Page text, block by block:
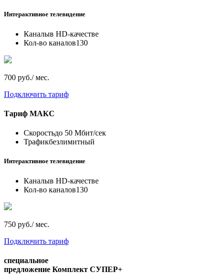
Интерактивное телевидение
Каналыв HD-качестве
Кол-во каналов130
700 руб./ мес.
Подключить тариф
Тариф МАКС
Скоростьдо 50 Мбит/сек
Трафикбезлимитный
Интерактивное телевидение
Каналыв HD-качестве
Кол-во каналов130
750 руб./ мес.
Подключить тариф
специальное
предложение Комплект СУПЕР+